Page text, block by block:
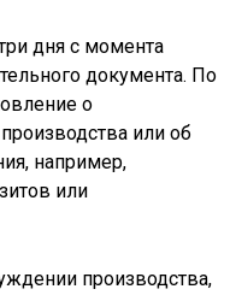
дня с момента
документа. По
о
или об
например,
или
производства,